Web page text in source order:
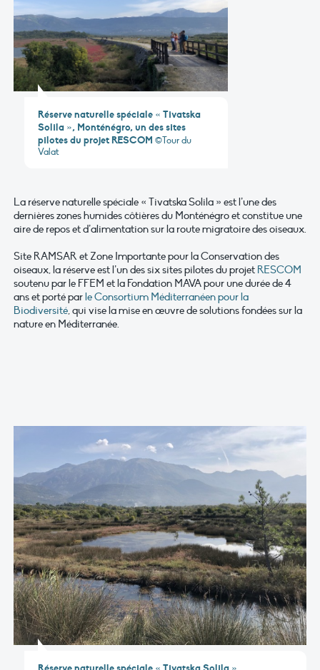
Réserve naturelle spéciale « Tivatska
Solila », Monténégro, un des sites
pilotes du projet RESCOM ©Tour du
Valat
La réserve naturelle spéciale « Tivatska Solila » est l’une des
dernières zones humides côtières du Monténégro et constitue une
aire de repos et d’alimentation sur la route migratoire des oiseaux.
Site RAMSAR et Zone Importante pour la Conservation des
oiseaux, la réserve est l’un des six sites pilotes du projet RESCOM
soutenu par le FFEM et la Fondation MAVA pour une durée de 4
ans et porté parle Consortium Méditerranéen pour la
Biodiversité, qui vise la mise en œuvre de solutions fondées sur la
nature en Méditerranée.